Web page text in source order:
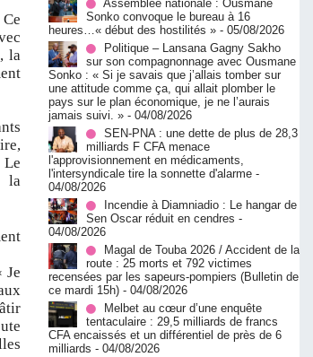
la
Le
la
Je
Assemblée nationale : Ousmane
Sonko convoque le bureau à 16
heures…« début des hostilités » - 05/08/2026
Politique – Lansana Gagny Sakho
sur son compagnonnage avec Ousmane
Sonko : « Si je savais que j’allais tomber sur
une attitude comme ça, qui allait plomber le
pays sur le plan économique, je ne l’aurais
jamais suivi. » - 04/08/2026
SEN-PNA : une dette de plus de 28,3
milliards F CFA menace
l'approvisionnement en médicaments,
l'intersyndicale tire la sonnette d'alarme -
04/08/2026
Incendie à Diamniadio : Le hangar de
Sen Oscar réduit en cendres -
04/08/2026
Magal de Touba 2026 / Accident de la
route : 25 morts et 792 victimes
recensées par les sapeurs-pompiers (Bulletin de
ce mardi 15h) - 04/08/2026
Melbet au cœur d’une enquête
tentaculaire : 29,5 milliards de francs
CFA encaissés et un différentiel de près de 6
milliards - 04/08/2026